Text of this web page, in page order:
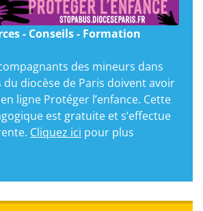
- Conseils - Formation
des mineurs dans
du diocèse de Paris doivent avoir
ligne Protéger l’enfance. Cette
est gratuite et s’effectue
Cliquez ici pour plus